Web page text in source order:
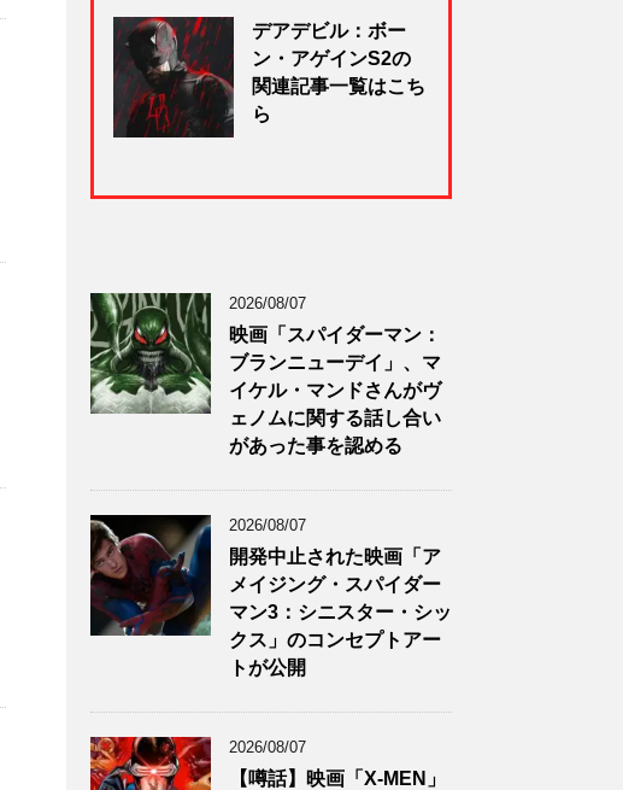
デアデビル：ボー
ン・アゲインS2の
関連記事一覧はこち
ら
2026/08/07
映画「スパイダーマン：
ブランニューデイ」、マ
イケル・マンドさんがヴ
ェノムに関する話し合い
があった事を認める
2026/08/07
開発中止された映画「ア
メイジング・スパイダー
マン3：シニスター・シッ
クス」のコンセプトアー
トが公開
2026/08/07
【噂話】映画「X-MEN」